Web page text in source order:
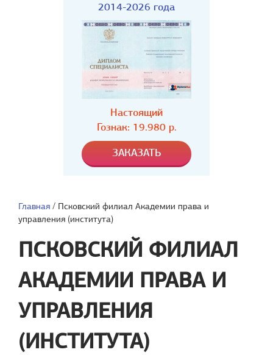
2014-2026 года
Настоящий
Гознак: 19.980 р.
Главная / Псковский филиал Академии права и
управления (института)
ПСКОВСКИЙ ФИЛИАЛ
АКАДЕМИИ ПРАВА И
УПРАВЛЕНИЯ
(ИНСТИТУТА)